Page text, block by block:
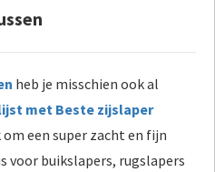
heb je misschien ook al
met Beste zijslaper
een super zacht en fijn
voor buikslapers, rugslapers